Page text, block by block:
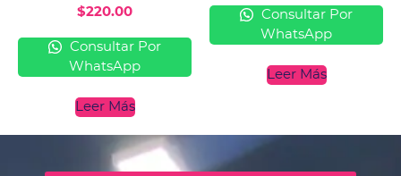
$220.00
Consultar Por
WhatsApp
Leer Más
Consultar Por
WhatsApp
Leer Más